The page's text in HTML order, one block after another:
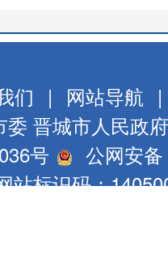
们 | 网站导航 |
晋城市人民政府
号
公网安
站标识码：